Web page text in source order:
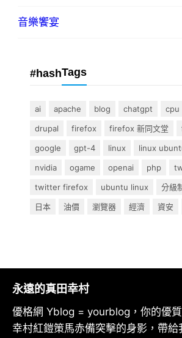
音樂饗宴
#hashTags
ai apache blog chatgpt cpu
drupal
firefox firefox 新同文堂
google
gpt-4 linux linux
nvidia
ogame openai php
twitter firefox
ubuntu linux 分級
日本
油價 瀏覽器 經濟 資安
永遠的真田幸村
優格網 Yblog = yourblog，你的優
幸村紅鎧策馬赤備突擊的身影，帶給